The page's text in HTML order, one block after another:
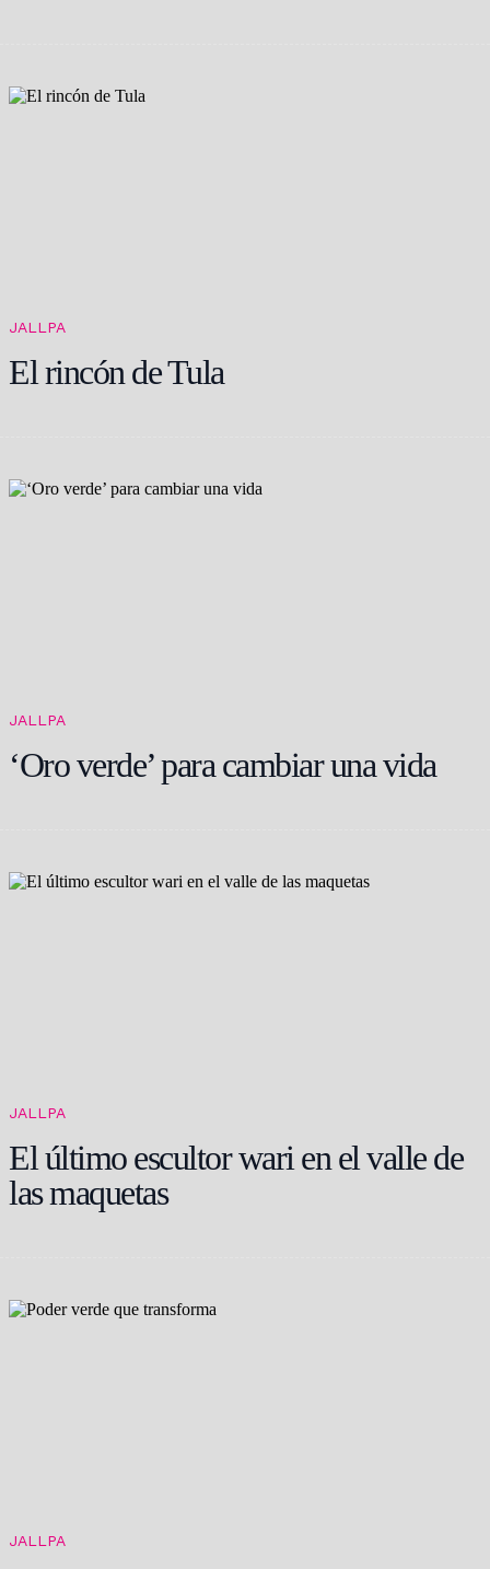
JALLPA
El rincón de Tula
JALLPA
‘Oro verde’ para cambiar una vida
JALLPA
El último escultor wari en el valle de
las maquetas
JALLPA